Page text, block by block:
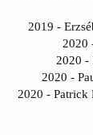
2019 -
2020
2020 -
2020 -
2020 - Patrick